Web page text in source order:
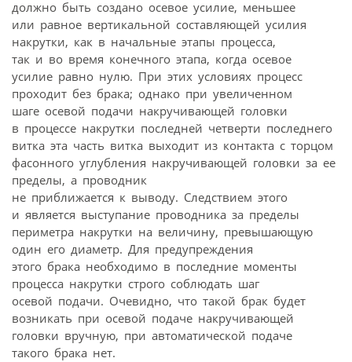
должно быть создано осевое усилие, меньшее
или равное вертикальной составляющей усилия
накрутки, как в начальные этапы процесса,
так и во время конечного этапа, когда осевое
усилие равно нулю. При этих условиях процесс
проходит без брака; однако при увеличенном
шаге осевой подачи накручивающей головки
в процессе накрутки последней четверти последнего
витка эта часть витка выходит из контакта с торцом
фасонного углубления накручивающей головки за ее
пределы, а проводник
не приближается к выводу. Следствием этого
и является выступание проводника за пределы
периметра накрутки на величину, превышающую
один его диаметр. Для предупреждения
этого брака необходимо в последние моменты
процесса накрутки строго соблюдать шаг
осевой подачи. Очевидно, что такой брак будет
возникать при осевой подаче накручивающей
головки вручную, при автоматической подаче
такого брака нет.